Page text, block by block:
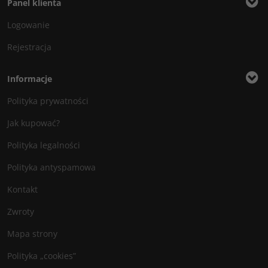
Panel klienta
Logowanie
Rejestracja
Informacje
Polityka prywatności
Jak kupować?
Polityka legalności
Polityka antyspamowa
Kontakt
Zwroty
Mapa strony
Polityka „cookies”